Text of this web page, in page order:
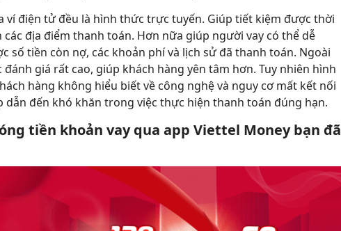
điện tử đều là hình thức trực tuyến. Giúp tiết kiệm được thời
địa điểm thanh toán. Hơn nữa giúp người vay có thể dễ
số tiền còn nợ, các khoản phí và lịch sử đã thanh toán. Ngoài
giá rất cao, giúp khách hàng yên tâm hơn. Tuy nhiên hình
hàng không hiểu biết về công nghệ và nguy cơ mất kết nối
đến khó khăn trong việc thực hiện thanh toán đúng hạn.
tiền khoản vay qua app Viettel Money bạn đã